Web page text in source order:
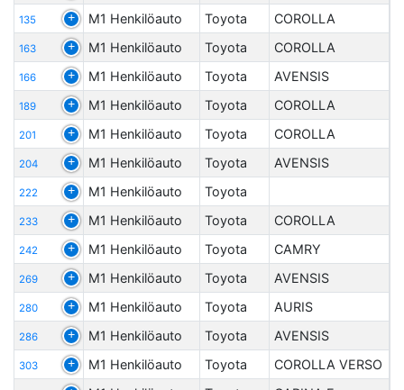
135 M1 Henkilöauto Toyota COROLLA
163 M1 Henkilöauto Toyota COROLLA
166 M1 Henkilöauto Toyota AVENSIS
189 M1 Henkilöauto Toyota COROLLA
201 M1 Henkilöauto Toyota COROLLA
204 M1 Henkilöauto Toyota AVENSIS
222 M1 Henkilöauto Toyota
233 M1 Henkilöauto Toyota COROLLA
242 M1 Henkilöauto Toyota CAMRY
269 M1 Henkilöauto Toyota AVENSIS
280 M1 Henkilöauto Toyota AURIS
286 M1 Henkilöauto Toyota AVENSIS
303 M1 Henkilöauto Toyota COROLLA VERSO